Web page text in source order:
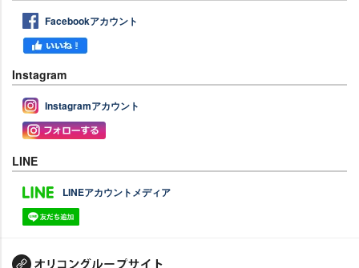
Facebookアカウント
Instagram
Instagramアカウント
LINE
LINEアカウントメディア